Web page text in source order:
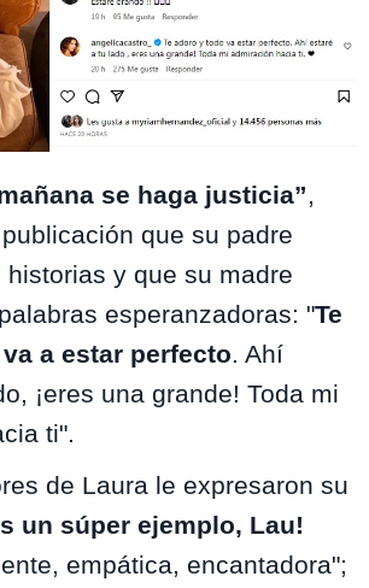
se haga justicia”,
que su padre
y que su madre
esperanzadoras: "Te
a estar perfecto. Ahí
¡eres una grande! Toda mi
ti".
de Laura le expresaron su
un súper ejemplo, Lau!
empática, encantadora";